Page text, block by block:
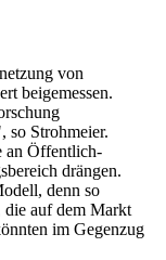
von
beigemessen.
so Strohmeier.
an Öffentlich-
drängen.
denn so
die auf dem Markt
im Gegenzug